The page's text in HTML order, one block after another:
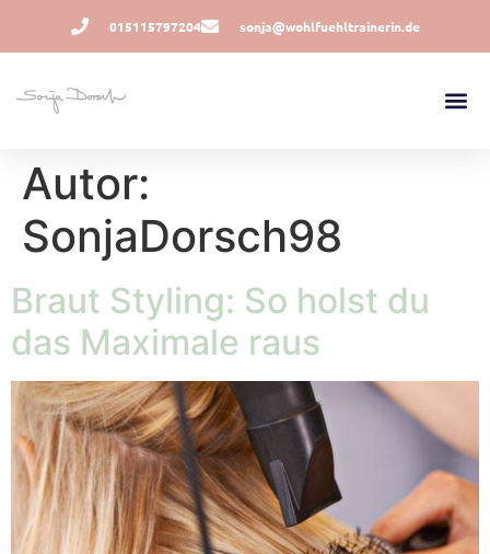
015115797204 sonja@wohlfuehltrainerin.de
Autor:
SonjaDorsch98
Braut Styling: So holst du
das Maximale raus